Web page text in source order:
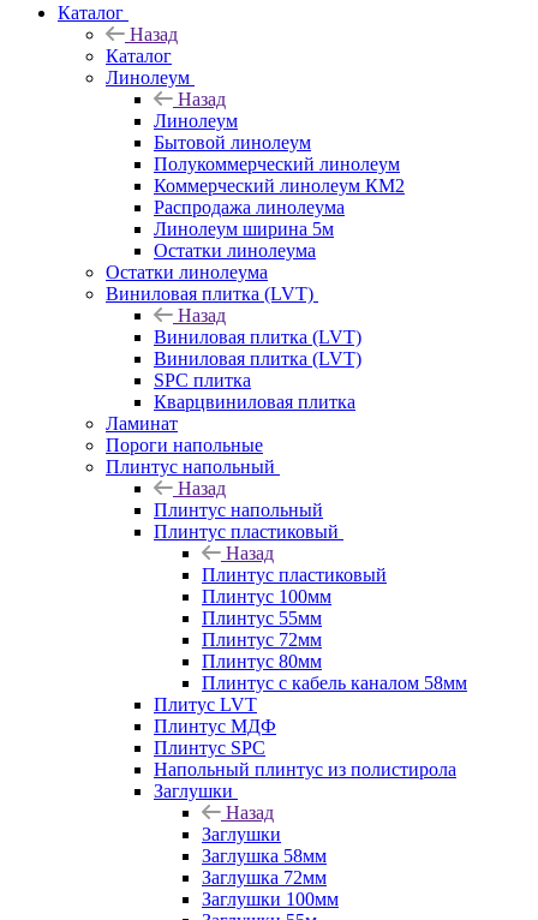
Каталог
Назад
Каталог
Линолеум
Назад
Линолеум
Бытовой линолеум
Полукоммерческий линолеум
Коммерческий линолеум КМ2
Распродажа линолеума
Линолеум ширина 5м
Остатки линолеума
Остатки линолеума
Виниловая плитка (LVT)
Назад
Виниловая плитка (LVT)
Виниловая плитка (LVT)
SPC плитка
Кварцвиниловая плитка
Ламинат
Пороги напольные
Плинтус напольный
Назад
Плинтус напольный
Плинтус пластиковый
Назад
Плинтус пластиковый
Плинтус 100мм
Плинтус 55мм
Плинтус 72мм
Плинтус 80мм
Плинтус с кабель каналом 58мм
Плитус LVT
Плинтус МДФ
Плинтус SPC
Напольный плинтус из полистирола
Заглушки
Назад
Заглушки
Заглушка 58мм
Заглушка 72мм
Заглушки 100мм